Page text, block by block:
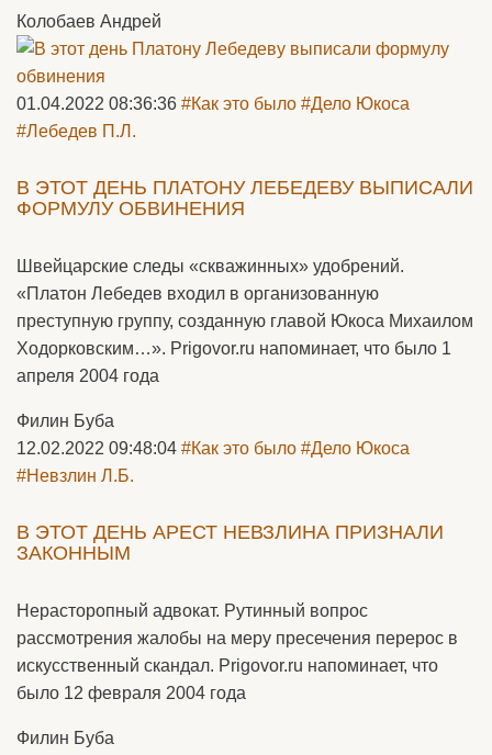
Колобаев Андрей
01.04.2022 08:36:36 #Как это было #Дело Юкоса
#Лебедев П.Л.
В ЭТОТ ДЕНЬ ПЛАТОНУ ЛЕБЕДЕВУ ВЫПИСАЛИ
ФОРМУЛУ ОБВИНЕНИЯ
Швейцарские следы «скважинных» удобрений.
«Платон Лебедев входил в организованную
преступную группу, созданную главой Юкоса Михаилом
Ходорковским…». Prigovor.ru напоминает, что было 1
апреля 2004 года
Филин Буба
12.02.2022 09:48:04 #Как это было #Дело Юкоса
#Невзлин Л.Б.
В ЭТОТ ДЕНЬ АРЕСТ НЕВЗЛИНА ПРИЗНАЛИ
ЗАКОННЫМ
Нерасторопный адвокат. Рутинный вопрос
рассмотрения жалобы на меру пресечения перерос в
искусственный скандал. Prigovor.ru напоминает, что
было 12 февраля 2004 года
Филин Буба